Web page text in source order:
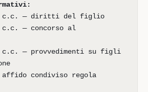
c.c. — diritti del figlio
— concorso al
— provvedimenti su figli
affido condiviso regola